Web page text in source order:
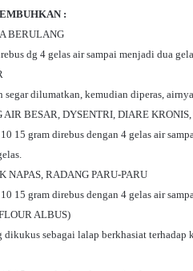
:
BERULANG
dg 4 gelas air sampai menjadi dua
segar dilumatkan, kemudian diperas,
AIR BESAR, DYSENTRI, DIARE
15 gram direbus dengan 4 gelas air
NAPAS, RADANG PARU-PARU
15 gram direbus dengan 4 gelas air
ALBUS)
dikukus sebagai lalap berkhasiat terhadap